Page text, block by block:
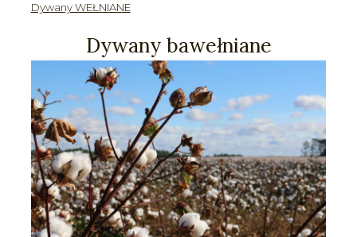
Dywany WEŁNIANE
Dywany bawełniane